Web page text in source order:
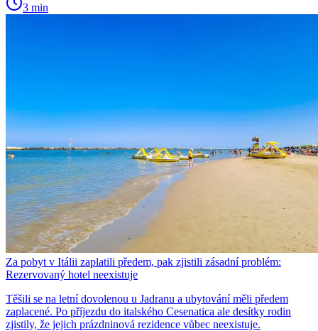
3 min
Za pobyt v Itálii zaplatili předem, pak zjistili zásadní problém:
Rezervovaný hotel neexistuje
Těšili se na letní dovolenou u Jadranu a ubytování měli předem
zaplacené. Po příjezdu do italského Cesenatica ale desítky rodin
zjistily, že jejich prázdninová rezidence vůbec neexistuje.